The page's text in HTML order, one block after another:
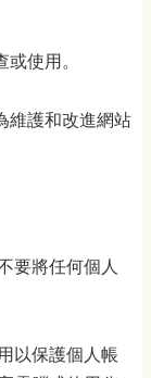
使用。
護和改進網站
要將任何個人
以保護個人帳